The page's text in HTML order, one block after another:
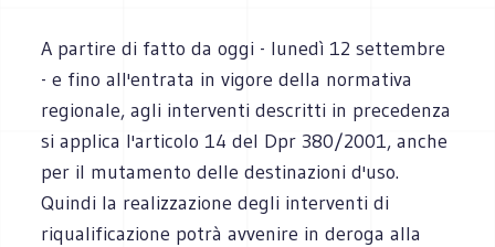
A partire di fatto da oggi - lunedì 12 settembre
- e fino all'entrata in vigore della normativa
regionale, agli interventi descritti in precedenza
si applica l'articolo 14 del Dpr 380/2001, anche
per il mutamento delle destinazioni d'uso.
Quindi la realizzazione degli interventi di
riqualificazione potrà avvenire in deroga alla